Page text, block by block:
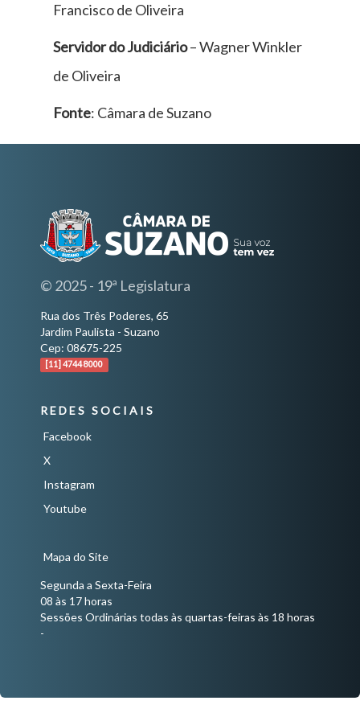
Francisco de Oliveira
Servidor do Judiciário– Wagner Winkler
de Oliveira
Fonte: Câmara de Suzano
© 2025 - 19ª Legislatura
Rua dos Três Poderes, 65
Jardim Paulista - Suzano
Cep: 08675-225
[11] 4744 8000
REDES SOCIAIS
Facebook
X
Instagram
Youtube
Mapa do Site
Segunda a Sexta-Feira
08 às 17 horas
Sessões Ordinárias todas às quartas-feiras às 18 horas
-